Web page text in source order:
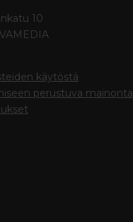
10
käytöstä
perustuva mainonta